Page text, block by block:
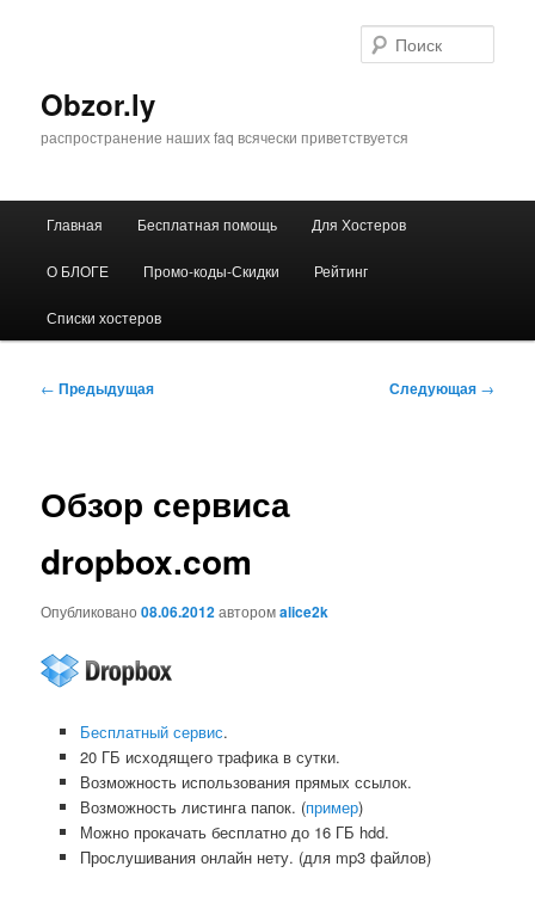
Obzor.ly
распространение наших faq всячески приветствуется
Главная Бесплатная помощь Для Хостеров
О БЛОГЕ Промо-коды-Скидки Рейтинг
Списки хостеров
Навигация
← Предыдущая Следующая →
Обзор сервиса
dropbox.com
Опубликовано08.06.2012авторомalice2k
Бесплатный сервис.
20 ГБ исходящего трафика в сутки.
Возможность использования прямых ссылок.
Возможность листинга папок. (пример)
Можно прокачать бесплатно до 16 ГБ hdd.
Прослушивания онлайн нету. (для mp3 файлов)